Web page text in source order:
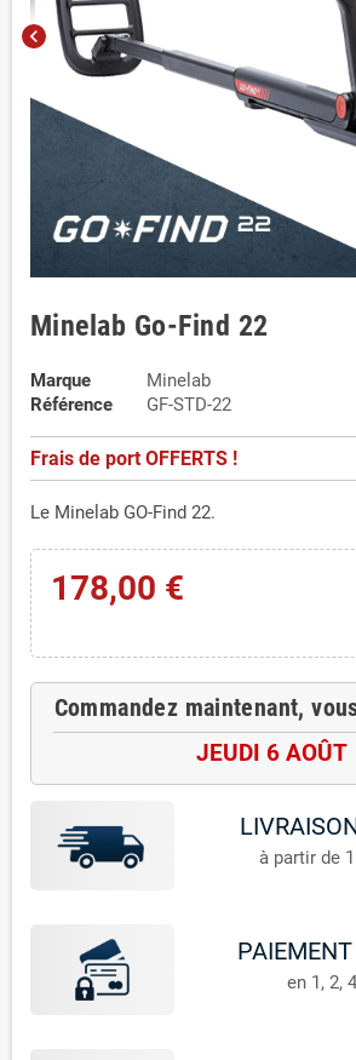
chevron_left
Minelab Go-Find 22
Marque
Minelab
Référence
GF-STD-22
Frais de port OFFERTS !
Le Minelab GO-Find 22.
178,00 €
Commandez maintenant,
JEUDI 6 AOÛT
à partir de
PAIEMENT
en 1, 2,